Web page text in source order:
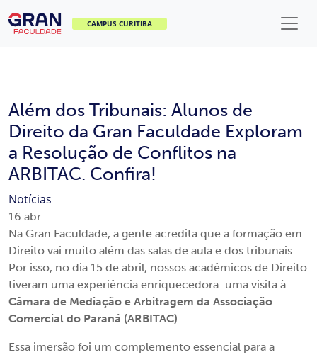
CAMPUS CURITIBA
Além dos Tribunais: Alunos de
Direito da Gran Faculdade Exploram
a Resolução de Conflitos na
ARBITAC. Confira!
Notícias
16 abr
Na Gran Faculdade, a gente acredita que a formação em
Direito vai muito além das salas de aula e dos tribunais.
Por isso, no dia 15 de abril, nossos acadêmicos de Direito
tiveram uma experiência enriquecedora: uma visita à
Câmara de Mediação e Arbitragem da Associação
Comercial do Paraná (ARBITAC).
Essa imersão foi um complemento essencial para a